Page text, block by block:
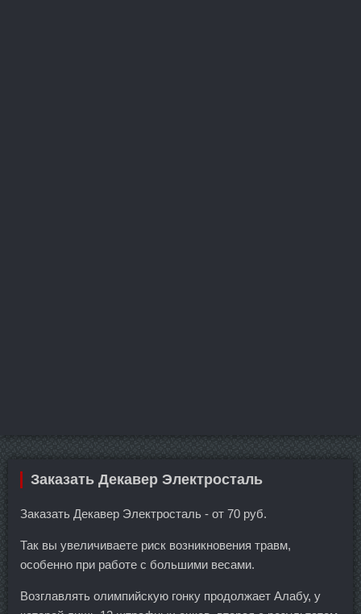
Заказать Декавер Электросталь
Заказать Декавер Электросталь - от 70 руб.
Так вы увеличиваете риск возникновения травм,
особенно при работе с большими весами.
Возглавлять олимпийскую гонку продолжает Алабу, у